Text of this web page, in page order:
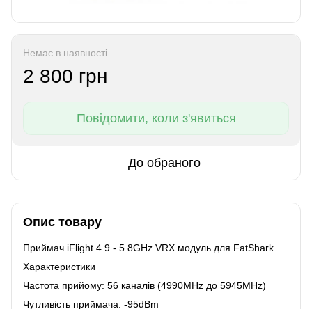
Немає в наявності
2 800 грн
Повідомити, коли з'явиться
До обраного
Опис товару
Приймач iFlight 4.9 - 5.8GHz VRX модуль для FatShark
Характеристики
Частота прийому: 56 каналів (4990MHz до 5945MHz)
Чутливість приймача: -95dBm